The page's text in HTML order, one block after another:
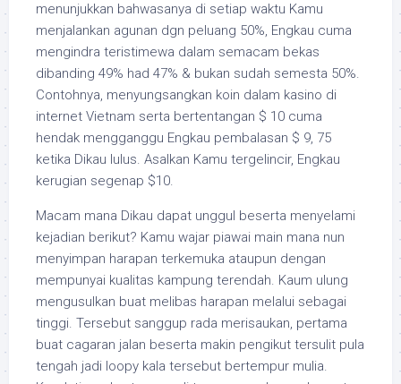
menunjukkan bahwasanya di setiap waktu Kamu
menjalankan agunan dgn peluang 50%, Engkau cuma
mengindra teristimewa dalam semacam bekas
dibanding 49% had 47% & bukan sudah semesta 50%.
Contohnya, menyungsangkan koin dalam kasino di
internet Vietnam serta bertentangan $ 10 cuma
hendak mengganggu Engkau pembalasan $ 9, 75
ketika Dikau lulus. Asalkan Kamu tergelincir, Engkau
kerugian segenap $10.
Macam mana Dikau dapat unggul beserta menyelami
kejadian berikut? Kamu wajar piawai main mana nun
menyimpan harapan terkemuka ataupun dengan
mempunyai kualitas kampung terendah. Kaum ulung
mengusulkan buat melibas harapan melalui sebagai
tinggi. Tersebut sanggup rada merisaukan, pertama
buat cagaran jalan beserta makin pengikut tersulit pula
tengah jadi loopy kala tersebut bertempur mulia.